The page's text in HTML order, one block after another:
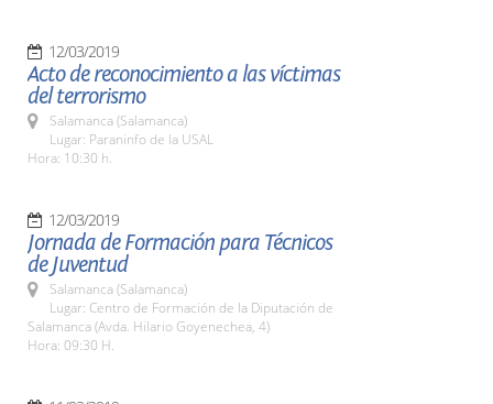
12/03/2019
Acto de reconocimiento a las víctimas
del terrorismo
Salamanca (Salamanca)
Lugar: Paraninfo de la USAL
Hora: 10:30 h.
12/03/2019
Jornada de Formación para Técnicos
de Juventud
Salamanca (Salamanca)
Lugar: Centro de Formación de la Diputación de
Salamanca (Avda. Hilario Goyenechea, 4)
Hora: 09:30 H.